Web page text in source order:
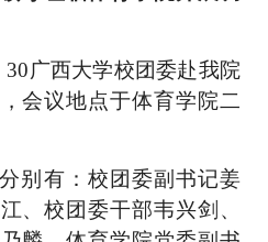
30广西大学校团委赴我院
会议地点于体育学院二
别有：校团委副书记姜
、校团委干部韦兴剑、